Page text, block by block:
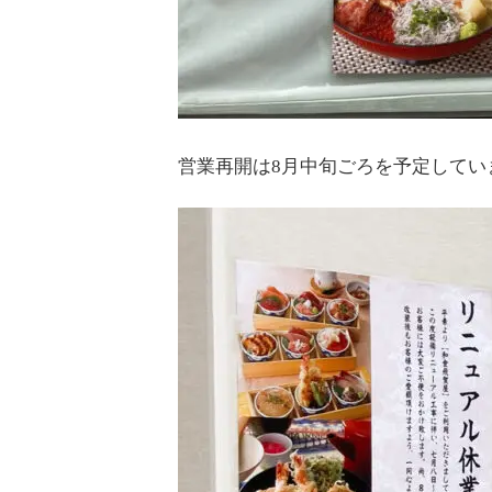
営業再開は8月中旬ごろを予定してい